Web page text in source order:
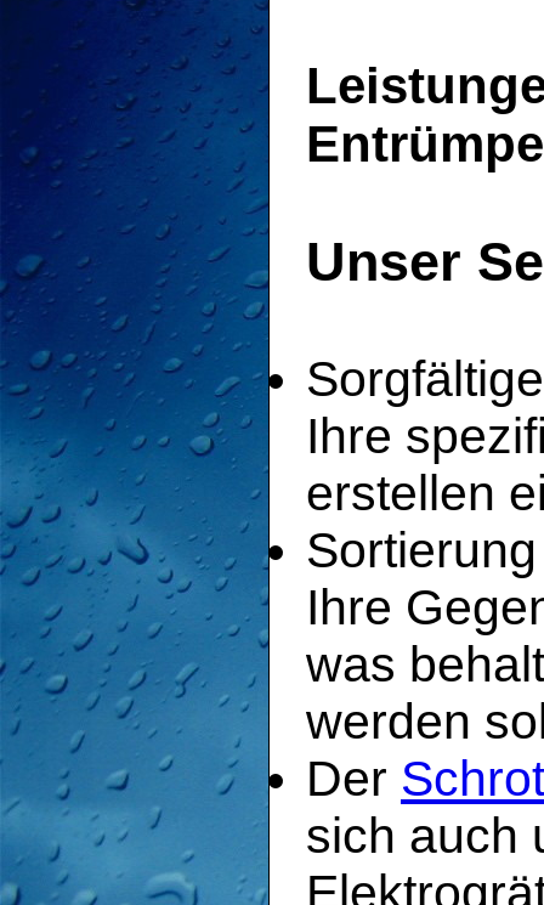
Unser
Ihre
erstellen
Ihre
was
werden
Der
sich auch